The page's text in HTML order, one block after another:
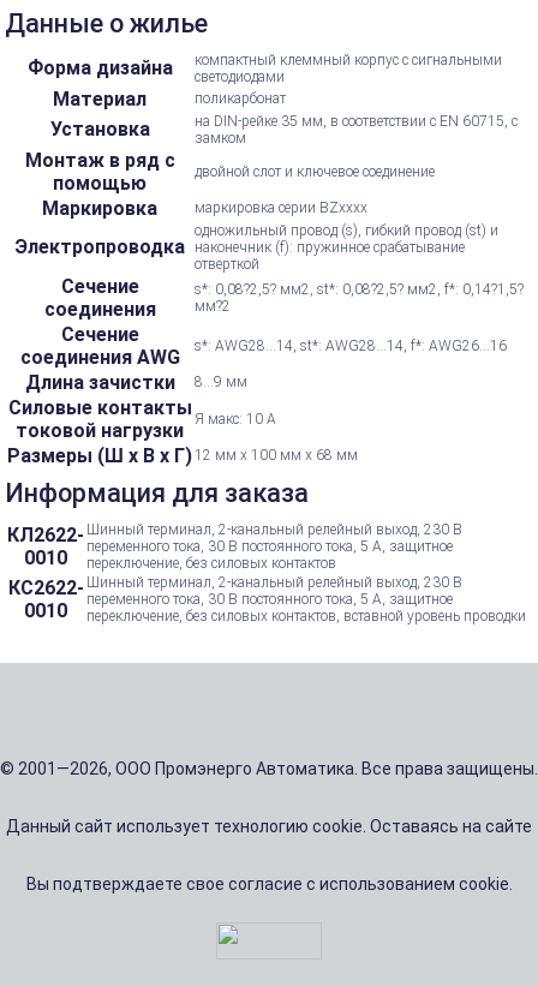
Данные о жилье
Форма дизайна
компактный клеммный корпус с сигнальными
светодиодами
Материал поликарбонат
Установка
на DIN-рейке 35 мм, в соответствии с EN 60715, с
замком
Монтаж в ряд с
помощью
двойной слот и ключевое соединение
Маркировка маркировка серии BZxxxx
Электропроводка
одножильный провод (s), гибкий провод (st) и
наконечник (f): пружинное срабатывание
отверткой
Сечение
соединения
s*: 0,08?2,5? мм2, st*: 0,08?2,5? мм2, f*: 0,14?1,5?
мм?2
Сечение
соединения AWG
s*: AWG28...14, st*: AWG28...14, f*: AWG26...16
Длина зачистки 8...9 мм
Силовые контакты
токовой нагрузки
Я макс: 10 А
Размеры (Ш х В х Г)12 мм x 100 мм x 68 мм
Информация для заказа
КЛ2622-
0010
Шинный терминал, 2-канальный релейный выход, 230 В
переменного тока, 30 В постоянного тока, 5 А, защитное
переключение, без силовых контактов
КС2622-
0010
Шинный терминал, 2-канальный релейный выход, 230 В
переменного тока, 30 В постоянного тока, 5 А, защитное
переключение, без силовых контактов, вставной уровень проводки
© 2001—2026, ООО Промэнерго Автоматика. Все права защищены.
Данный сайт использует технологию cookie. Оставаясь на сайте
Вы подтверждаете свое согласие с использованием cookie.